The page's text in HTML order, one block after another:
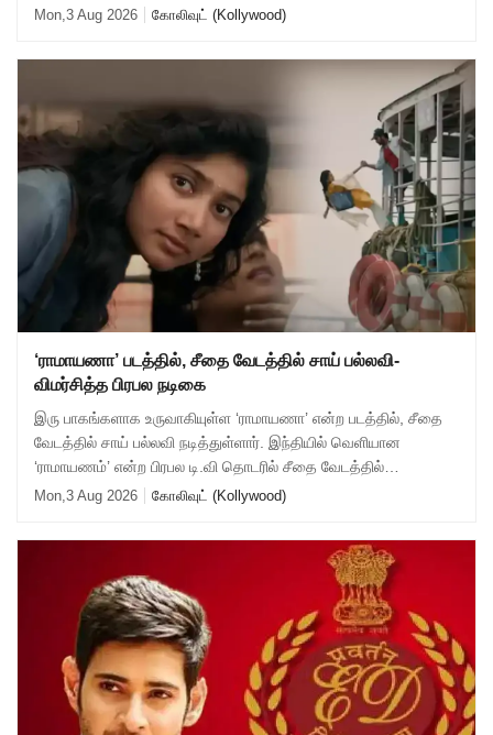
ஸ்டுடியோஸ் வழங்கும் இப்படத
Mon,3 Aug 2026 கோலிவுட் (Kollywood)
‘ராமாயணா’ படத்தில், சீதை வேடத்தில் சாய் பல்லவி-
விமர்சித்த பிரபல நடிகை
இரு பாகங்களாக உருவாகியுள்ள ‘ராமாயணா’ என்ற படத்தில், சீதை
வேடத்தில் சாய் பல்லவி நடித்துள்ளார். இந்தியில் வெளியான
‘ராமாயணம்’ என்ற பிரபல டி.வி தொடரில் சீதை வேடத்தில்
நடித்திருந்த தீபிகா சிக்லியா, தற்போத
Mon,3 Aug 2026 கோலிவுட் (Kollywood)